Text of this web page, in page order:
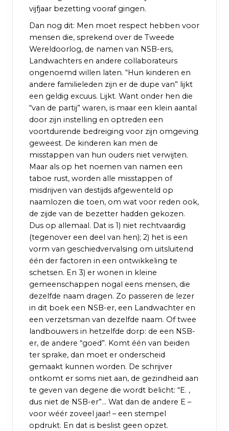
vijfjaar bezetting vooraf gingen.
Dan nog dit: Men moet respect hebben voor
mensen die, sprekend over de Tweede
Wereldoorlog, de namen van NSB-ers,
Landwachters en andere collaborateurs
ongenoemd willen laten. “Hun kinderen en
andere familieleden zijn er de dupe van” lijkt
een geldig excuus. Lijkt. Want onder hen die
“van de partij” waren, is maar een klein aantal
door zijn instelling en optreden een
voortdurende bedreiging voor zijn omgeving
geweest. De kinderen kan men de
misstappen van hun ouders niet verwijten.
Maar als op het noemen van namen een
taboe rust, worden alle misstappen of
misdrijven van destijds afgewenteld op
naamlozen die toen, om wat voor reden ook,
de zijde van de bezetter hadden gekozen.
Dus op allemaal. Dat is 1) niet rechtvaardig
(tegenover een deel van hen); 2) het is een
vorm van geschiedvervalsing om uitsluitend
één der factoren in een ontwikkeling te
schetsen. En 3) er wonen in kleine
gemeenschappen nogal eens mensen, die
dezelfde naam dragen. Zo passeren de lezer
in dit boek een NSB-er, een Landwachter en
een verzetsman van dezelfde naam. Of twee
landbouwers in hetzelfde dorp: de een NSB-
er, de andere “goed”. Komt één van beiden
ter sprake, dan moet er onderscheid
gemaakt kunnen worden. De schrijver
ontkomt er soms niet aan, de gezindheid aan
te geven van degene die wordt belicht: “E. ,
dus niet de NSB-er”… Wat dan de andere E –
voor wéér zoveel jaar! – een stempel
opdrukt. En dat is beslist geen opzet.